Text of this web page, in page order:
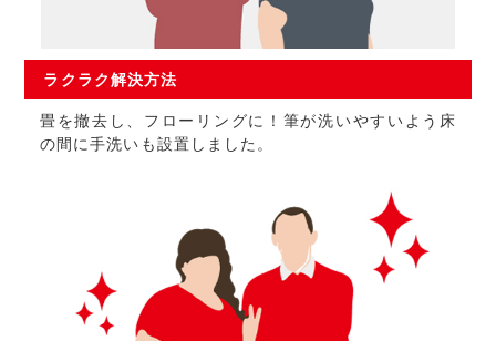
ラクラク解決方法
畳を撤去し、フローリングに！筆が洗いやすいよう床
の間に手洗いも設置しました。